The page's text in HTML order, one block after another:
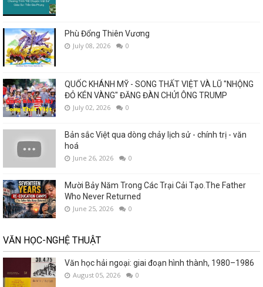
Phù Đổng Thiên Vương
July 08, 2026 0
QUỐC KHÁNH MỸ - SONG THẤT VIỆT VÀ LŨ "NHỘNG
ĐỎ KÉN VÀNG" ĐĂNG ĐÀN CHỬI ÔNG TRUMP
July 02, 2026 0
Bản sắc Việt qua dòng chảy lịch sử - chính trị - văn
hoá
June 26, 2026 0
Mười Bảy Năm Trong Các Trại Cải Tạo.The Father
Who Never Returned
June 25, 2026 0
VĂN HỌC-NGHỆ THUẬT
Văn học hải ngoại: giai đoạn hình thành, 1980–1986
August 05, 2026 0